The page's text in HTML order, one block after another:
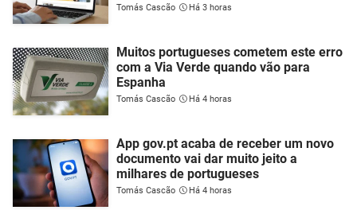
Tomás Cascão Há 3 horas
Muitos portugueses cometem este erro
com a Via Verde quando vão para
Espanha
Tomás Cascão Há 4 horas
App gov.pt acaba de receber um novo
documento vai dar muito jeito a
milhares de portugueses
Tomás Cascão Há 4 horas